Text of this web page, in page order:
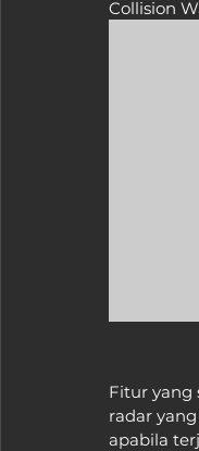
Collision
Fitur yang
radar
apabila